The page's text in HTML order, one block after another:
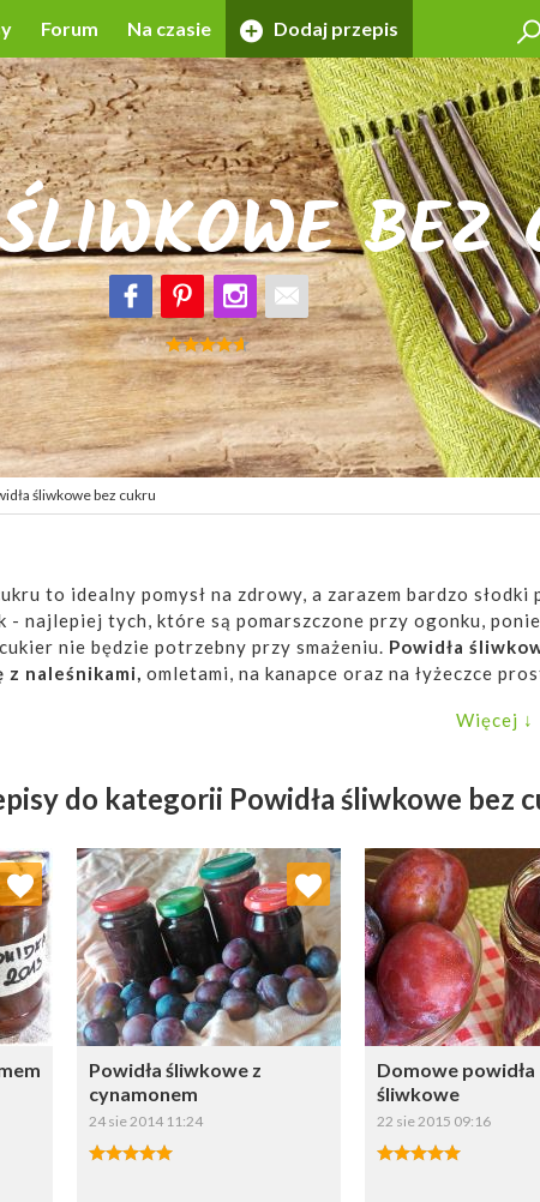
Forum Na czasie Dodaj przepis
BEZ
śliwkowe bez cukru
to idealny pomysł na zdrowy, a zarazem bardzo słodki
- najlepiej tych, które są pomarszczone przy ogonku,
nie będzie potrzebny przy smażeniu. Powidła
z naleśnikami, omletami, na kanapce oraz na łyżeczce
Więcej ↓
do kategorii Powidła śliwkowe bez
Powidła śliwkowe z
cynamonem
24 sie 2014 11:24
Dodaj do ulubionych
Wybierz listę:
Domowe powidła
śliwkowe
22 sie 2015 09:16
Dodaj do